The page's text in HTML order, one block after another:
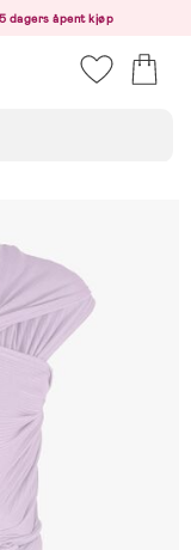
dagers åpent kjøp